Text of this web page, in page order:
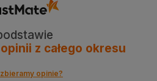
opinii z całego okresu
opinie?